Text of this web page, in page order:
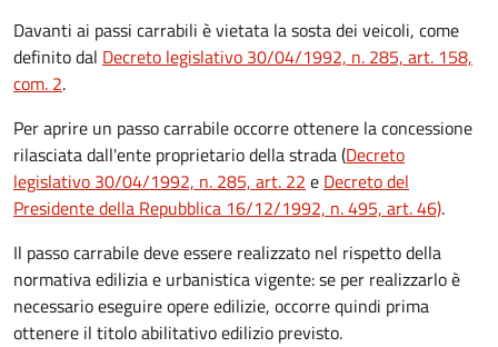
Davanti ai passi carrabili è vietata la sosta dei veicoli, come
definito dal Decreto legislativo 30/04/1992, n. 285, art. 158,
com. 2.
Per aprire un passo carrabile occorre ottenere la concessione
rilasciata dall'ente proprietario della strada (Decreto
legislativo 30/04/1992, n. 285, art. 22 e Decreto del
Presidente della Repubblica 16/12/1992, n. 495, art. 46).
Il passo carrabile deve essere realizzato nel rispetto della
normativa edilizia e urbanistica vigente: se per realizzarlo è
necessario eseguire opere edilizie, occorre quindi prima
ottenere il titolo abilitativo edilizio previsto.